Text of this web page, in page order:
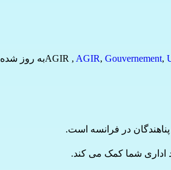
AGIR , AGIR, Gouvernement,
به روز شده il y a 2 ans